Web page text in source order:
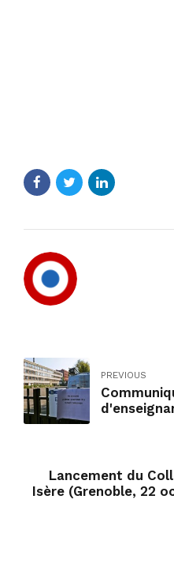
PREVIOUS
Communiqué :
Lancement du
Isère (Grenoble, 22